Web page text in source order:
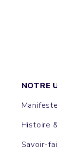
NOTRE
Histoire
Savoir-